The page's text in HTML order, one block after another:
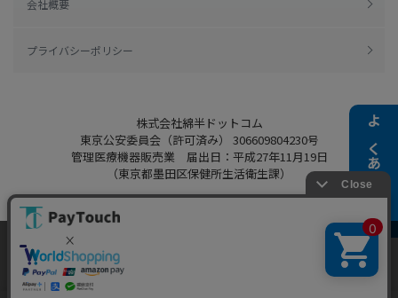
よくある質問
会社概要
プライバシーポリシー
株式会社綿半ドットコム
東京公安委員会（許可済み） 306609804230号
管理医療機器販売業 届出日：平成27年11月19日
（東京都墨田区保健所生活衛生課）
Copyright 2022
Powered by Watahan Partners Co., Ltd.
当ウェブサイトでは、お客様により良いサービス
をご提供するため、クッキーを利用しています。
サイト利用を継続することにより、クッキーの使
同意する